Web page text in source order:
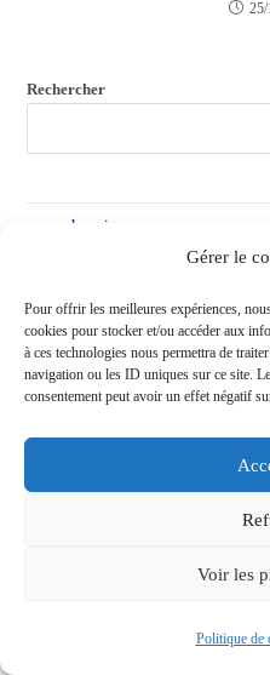
Gérer le
Pour offrir les meilleures expériences,
cookies pour stocker et/ou accéder aux
à ces technologies nous permettra de
navigation ou les ID uniques sur ce site.
consentement peut avoir un effet négatif
Voir les
Politique de
Rechercher
amour karmique
Ange gardien et spiritualité
apprendre l'oracle spirite de Mariana
apprendre le tarot
Développement personnel
divers articles sur la voyance